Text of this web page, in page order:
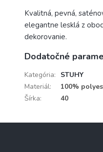
Kvalitná, pevná,
elegantne lesklá z
dekorovanie.
Dodatočné
Kategória:
STUHY
Materiál:
100%
Šírka: 40